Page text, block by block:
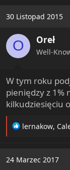
t
o
n
s
30 Listopad 2015
O Oreł
Well-
W tym roku
pieniędzy z 1%
kilkudziesięciu
R
t
lernakow,
24 Marzec 2017